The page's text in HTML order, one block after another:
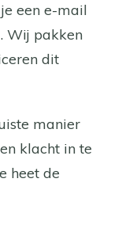
een e-mail
Wij pakken
dit
manier
klacht in te
heet de